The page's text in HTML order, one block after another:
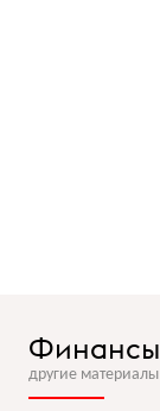
Финансы
другие материалы